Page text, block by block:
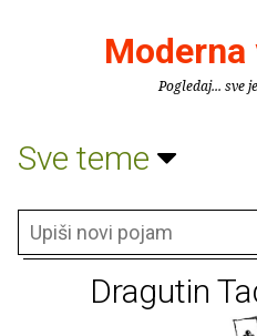
Moderna
Pogledaj... sve
Sve teme
Dragutin